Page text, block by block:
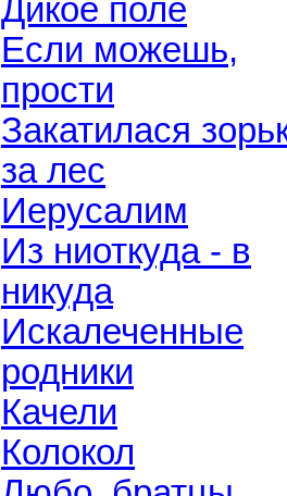
Дикое поле
Если можешь,
прости
Закатилася
за лес
Иерусалим
Из ниоткуда - в
никуда
Искалеченные
родники
Качели
Колокол